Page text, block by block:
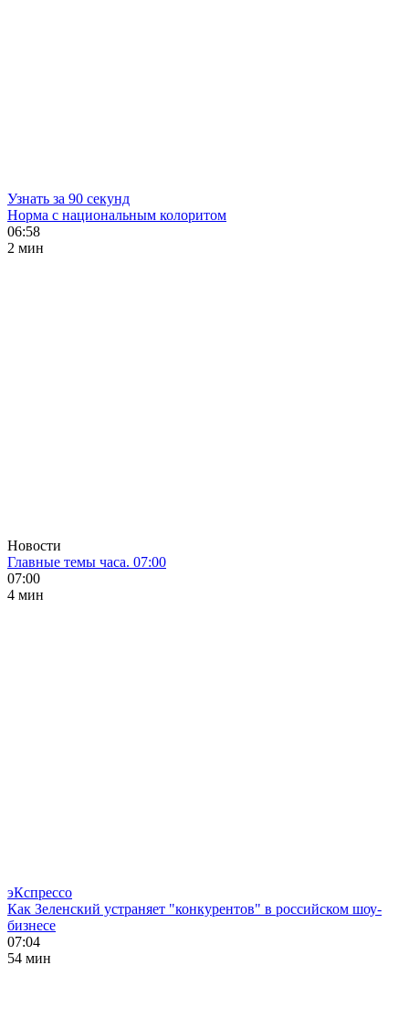
Узнать за 90 секунд
Норма с национальным колоритом
06:58
2 мин
Новости
Главные темы часа. 07:00
07:00
4 мин
эКспрессо
Как Зеленский устраняет "конкурентов" в российском шоу-
бизнесе
07:04
54 мин